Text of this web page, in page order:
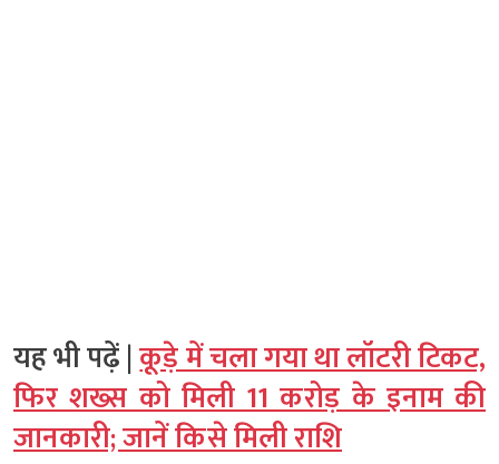
यह भी पढ़ें |कूड़े में चला गया था लॉटरी टिकट,
फिर शख्स को मिली 11 करोड़ के इनाम की
जानकारी; जानें किसे मिली राशि